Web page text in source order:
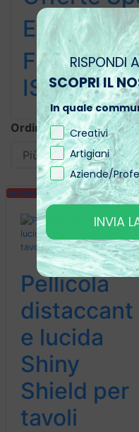
Extra
Ordina per:
In Offerta
Pellicola
distaccant
e lucida
Shiny
Shield per
tavoli
RISPONDI
SCOPRI IL
In quale
Creativi
Artigiani
Aziende/
INVIA